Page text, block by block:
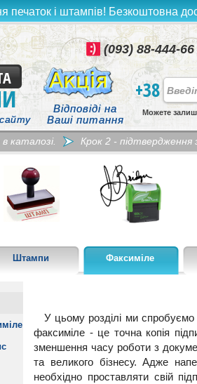
печаток і штампів! Безкоштовна
Відповіді на
Ваші питання
сайту
(093) 88-444-66
+38
Можете
каталозі. Крок 2 - підтвердження
Штампи Факсиміле
У цьому розділі ми
факсиміле - це точна копія
зменшення часу роботи з
та великого бізнесу. Адже
необхідно проставляти свій